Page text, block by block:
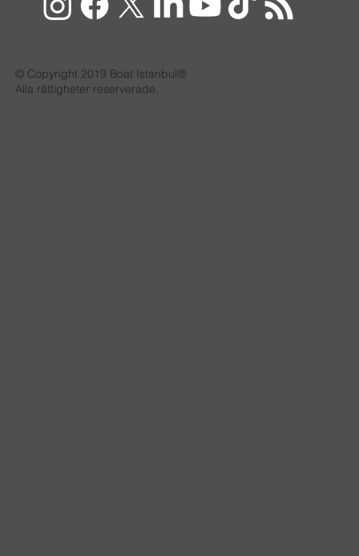
© Copyright 2019 Boat Istanbul®
Alla rättigheter reserverade.